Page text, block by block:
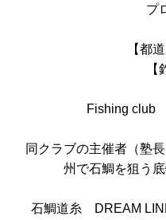
プ
【都
Fishing club
同クラブの主催者（塾
州で石鯛を狙う
石鯛道糸 DREAM